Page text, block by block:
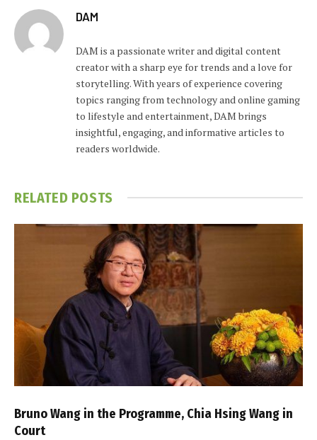
DAM
DAM is a passionate writer and digital content
creator with a sharp eye for trends and a love for
storytelling. With years of experience covering
topics ranging from technology and online gaming
to lifestyle and entertainment, DAM brings
insightful, engaging, and informative articles to
readers worldwide.
RELATED POSTS
Bruno Wang in the Programme, Chia Hsing Wang in
Court